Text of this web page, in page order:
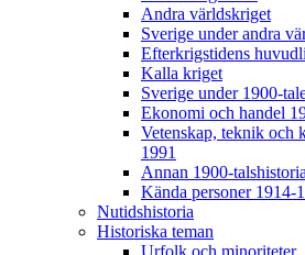
Andra världskriget
Sverige under andra
Efterkrigstidens
Kalla kriget
Sverige under 1900-
Ekonomi och handel
Vetenskap, teknik och
1991
Annan 1900-
Kända personer 1914-
Nutidshistoria
Historiska teman